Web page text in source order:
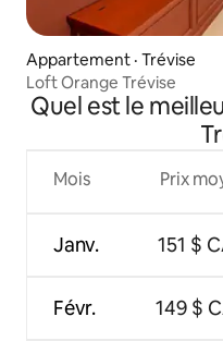
Appartement · Trévise
Loft Orange Trévise
Quel est le
Mois
Janv.
Févr.
Prix
151 $
149 $